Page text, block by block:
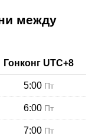
между
Гонконг UTC+8
5:00 Пт
6:00 Пт
7:00 Пт